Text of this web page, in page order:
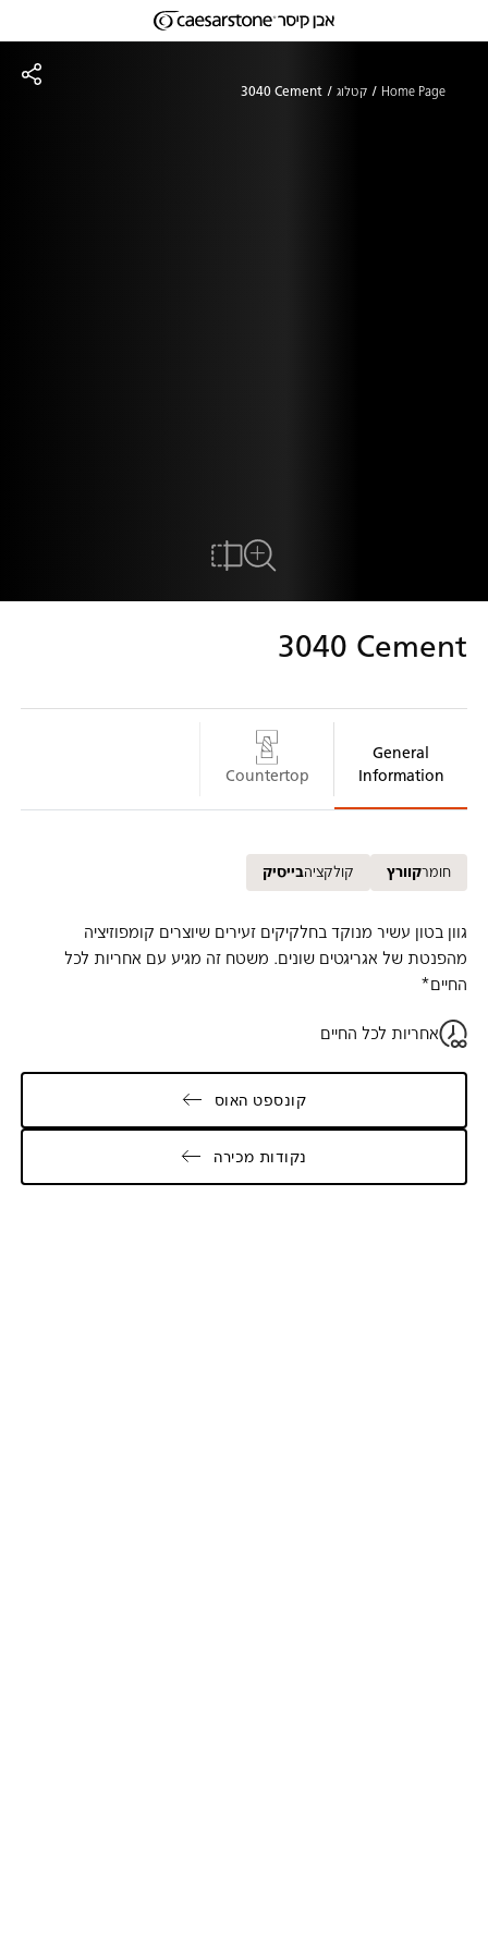
Home Page קטלוג 3040 Cement
3040 Cement
General
Information
Countertop
חומרקוורץ קולקציהבייסיק
גוון בטון עשיר מנוקד בחלקיקים זעירים שיוצרים קומפוזיציה
מהפנטת של אגריגטים שונים. משטח זה מגיע עם אחריות לכל
החיים*
אחריות לכל החיים
קונספט האוס
נקודות מכירה